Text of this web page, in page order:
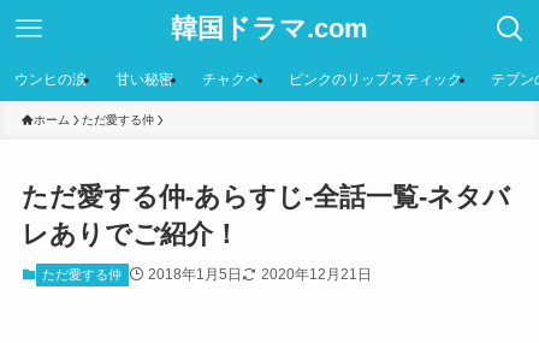
韓国ドラマ.com
ウンヒの涙 甘い秘密 チャクペ ピンクのリップスティック テプン
ホーム ただ愛する仲
ただ愛する仲-あらすじ-全話一覧-ネタバ
レありでご紹介！
ただ愛する仲 2018年1月5日 2020年12月21日